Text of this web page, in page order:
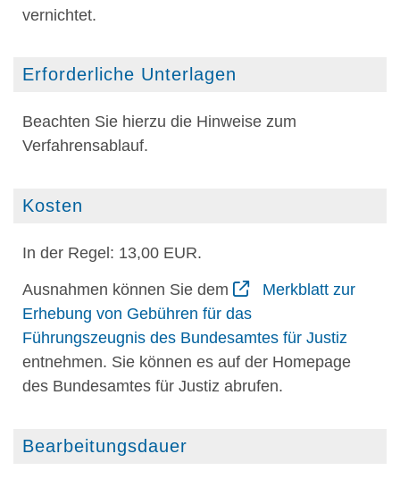
vernichtet.
Erforderliche Unterlagen
Beachten Sie hierzu die Hinweise zum
Verfahrensablauf.
Kosten
In der Regel: 13,00 EUR.
Ausnahmen können Sie dem
Merkblatt zur
Erhebung von Gebühren für das
Führungszeugnis des Bundesamtes für Justiz
entnehmen. Sie können es auf der Homepage
des Bundesamtes für Justiz abrufen.
Bearbeitungsdauer